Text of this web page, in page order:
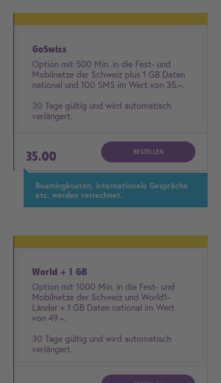
GoSwiss
Option mit 500 Min. in die Fest- und
Mobilnetze der Schweiz plus 1 GB Daten
national und 100 SMS im Wert von 35.–.
30 Tage gültig und wird automatisch
verlängert.
35.00 BESTELLEN
Roamingkosten, internationale Gespräche
etc. werden verrechnet.
World + 1 GB
Option mit 1000 Min. in die Fest- und
Mobilnetze der Schweiz und World1-
Länder + 1 GB Daten national im Wert
von 49.–.
30 Tage gültig und wird automatisch
verlängert.